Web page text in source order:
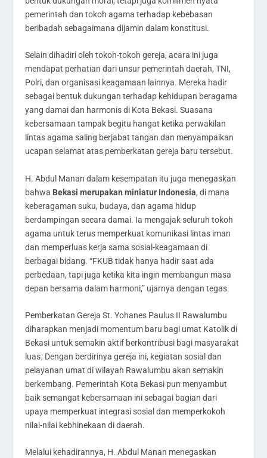
pemerintah dan tokoh agama terhadap kebebasan
beribadah sebagaimana dijamin dalam konstitusi.
Selain dihadiri oleh tokoh-tokoh gereja, acara ini juga
mendapat perhatian dari unsur pemerintah daerah, TNI,
Polri, dan organisasi keagamaan lainnya. Mereka hadir
sebagai bentuk dukungan terhadap kehidupan beragama
yang damai dan harmonis di Kota Bekasi. Suasana
kebersamaan tampak begitu hangat ketika perwakilan
lintas agama saling berjabat tangan dan menyampaikan
ucapan selamat atas pemberkatan gereja baru tersebut.
H. Abdul Manan dalam kesempatan itu juga menegaskan
bahwa Bekasi merupakan miniatur Indonesia, di mana
keberagaman suku, budaya, dan agama hidup
berdampingan secara damai. Ia mengajak seluruh tokoh
agama untuk terus memperkuat komunikasi lintas iman
dan memperluas kerja sama sosial-keagamaan di
berbagai bidang. “FKUB tidak hanya hadir saat ada
perbedaan, tapi juga ketika kita ingin membangun masa
depan bersama dalam harmoni,” ujarnya dengan tegas.
Pemberkatan Gereja St. Yohanes Paulus II Rawalumbu
diharapkan menjadi momentum baru bagi umat Katolik di
Bekasi untuk semakin aktif berkontribusi bagi masyarakat
luas. Dengan berdirinya gereja ini, kegiatan sosial dan
pelayanan umat di wilayah Rawalumbu akan semakin
berkembang. Pemerintah Kota Bekasi pun menyambut
baik semangat kebersamaan ini sebagai bagian dari
upaya memperkuat integrasi sosial dan memperkokoh
nilai-nilai kebhinekaan di daerah.
Melalui kehadirannya, H. Abdul Manan menegaskan